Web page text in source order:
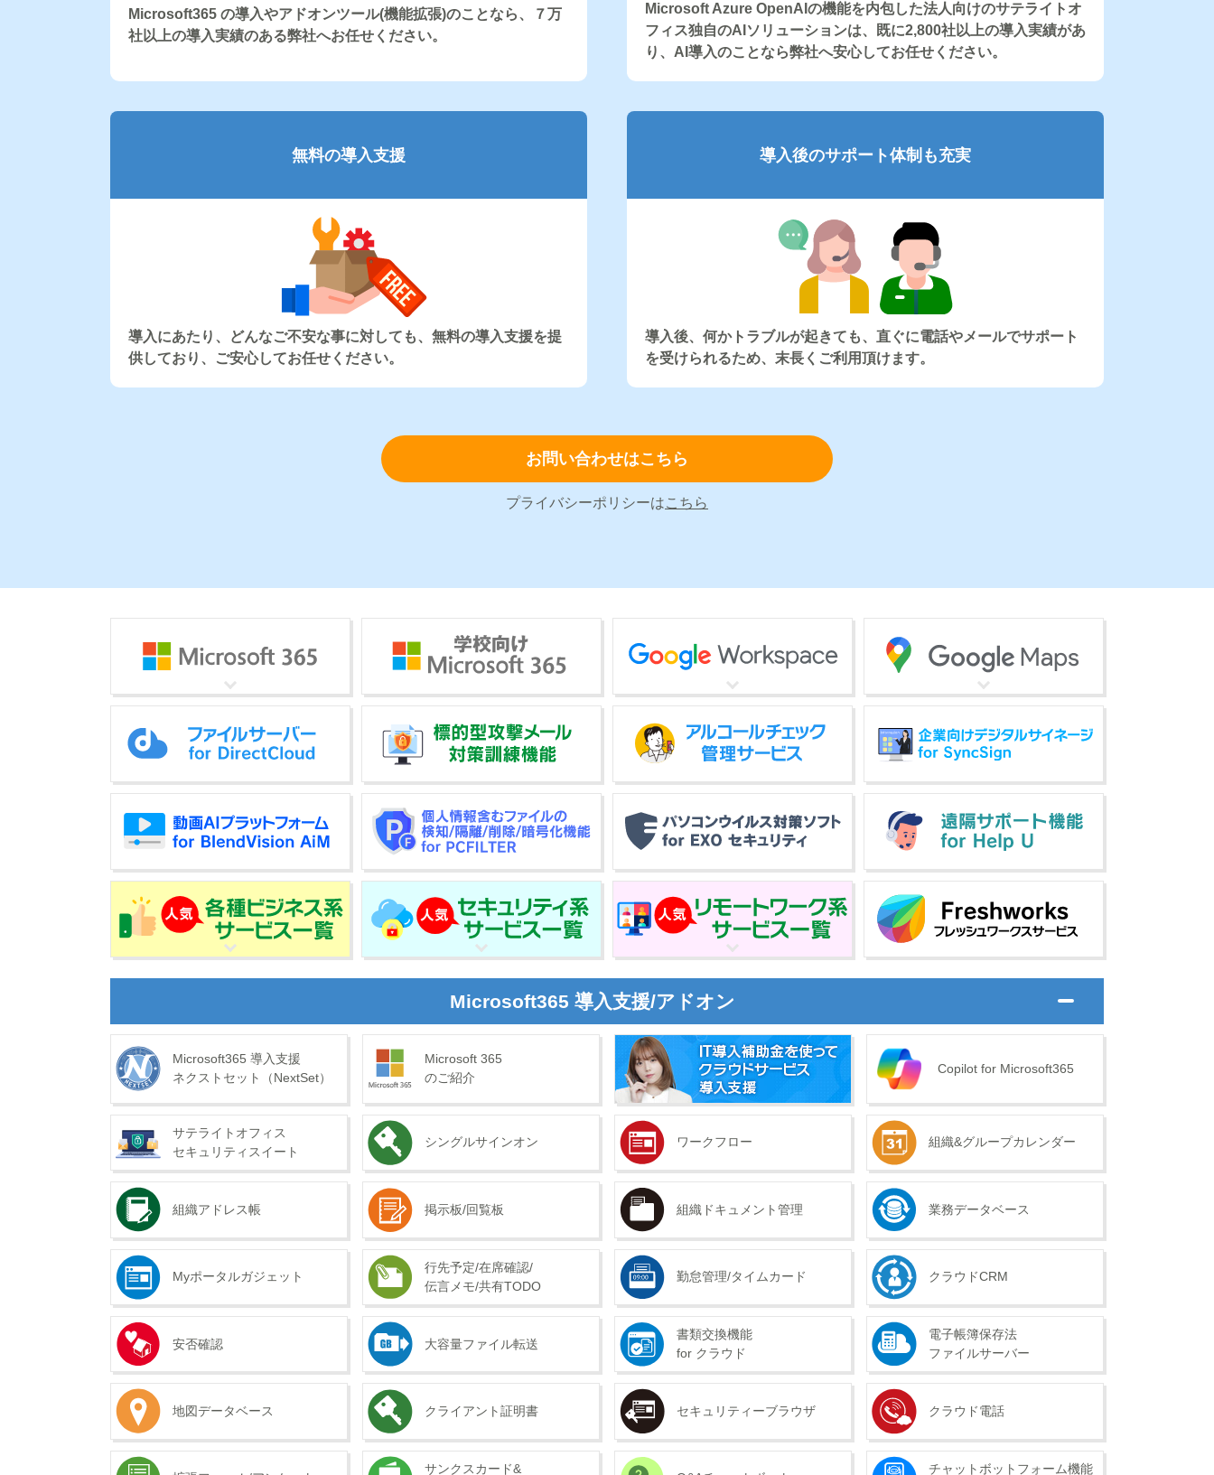
Microsoft365 の導入やアドオンツール(機能拡張)のことなら、７万
社以上の導入実績のある弊社へお任せください。
Microsoft Azure OpenAIの機能を内包した法人向けのサテライトオ
フィス独自のAIソリューションは、既に2,800社以上の導入実績があ
り、AI導入のことなら弊社へ安心してお任せください。
無料の導入支援
導入にあたり、どんなご不安な事に対しても、無料の導入支援を提
供しており、ご安心してお任せください。
導入後のサポート体制も充実
導入後、何かトラブルが起きても、直ぐに電話やメールでサポート
を受けられるため、末長くご利用頂けます。
お問い合わせはこちら
プライバシーポリシーはこちら
Microsoft365 導入支援/アドオン
Microsoft365 導入支援
ネクストセット（NextSet）
Microsoft 365
のご紹介
Copilot for Microsoft365
サテライトオフィス
セキュリティスイート
シングルサインオン ワークフロー 組織&グループカレンダー
組織アドレス帳 掲示板/回覧板 組織ドキュメント管理 業務データベース
Myポータルガジェット
行先予定/在席確認/
伝言メモ/共有TODO
勤怠管理/タイムカード クラウドCRM
安否確認 大容量ファイル転送
書類交換機能
for クラウド
電子帳簿保存法
ファイルサーバー
地図データベース クライアント証明書 セキュリティーブラウザ クラウド電話
サンクスカード& チャットボットフォーム機能